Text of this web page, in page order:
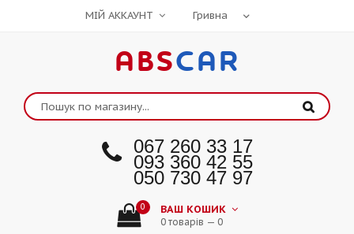
МІЙ АККАУНТ
ABSCAR
067 260 33 17
093 360 42 55
050 730 47 97
0 ВАШ КОШИК
0 товарів — 0